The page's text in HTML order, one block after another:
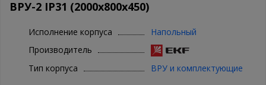
ВРУ-2 IP31 (2000х800х450)
Исполнение корпуса
Напольный
Производитель
Тип корпуса
ВРУ и комплектующие